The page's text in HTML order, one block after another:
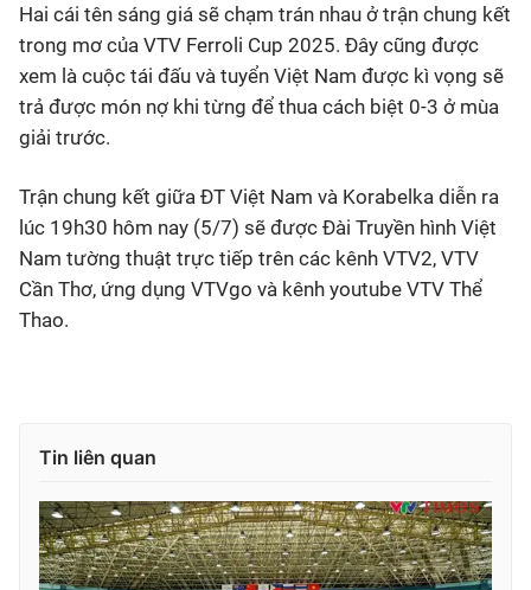
Hai cái tên sáng giá sẽ chạm trán nhau ở trận chung kết
trong mơ của VTV Ferroli Cup 2025. Đây cũng được
xem là cuộc tái đấu và tuyển Việt Nam được kì vọng sẽ
trả được món nợ khi từng để thua cách biệt 0-3 ở mùa
giải trước.
Trận chung kết giữa ĐT Việt Nam và Korabelka diễn ra
lúc 19h30 hôm nay (5/7) sẽ được Đài Truyền hình Việt
Nam tường thuật trực tiếp trên các kênh VTV2, VTV
Cần Thơ, ứng dụng VTVgo và kênh youtube VTV Thể
Thao.
Tin liên quan